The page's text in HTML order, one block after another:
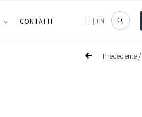
CONTATTI IT | EN
Precedente /